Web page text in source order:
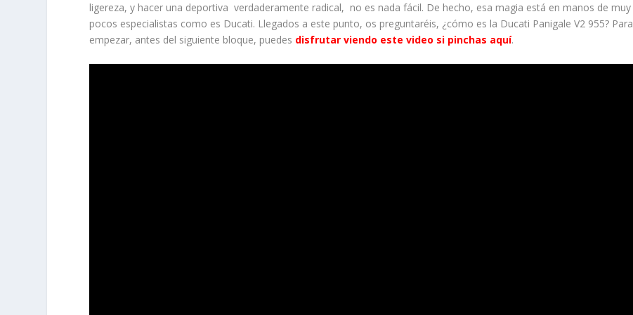
ligereza, y hacer una deportiva verdaderamente radical, no es nada fácil. De hecho, esa magia está en manos de muy
pocos especialistas como es Ducati. Llegados a este punto, os preguntaréis, ¿cómo es la Ducati Panigale V2 955? Para
empezar, antes del siguiente bloque, puedes disfrutar viendo este video si pinchas aquí.